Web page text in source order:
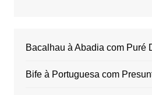
Bacalhau à Abadia com Puré
Bife à Portuguesa com